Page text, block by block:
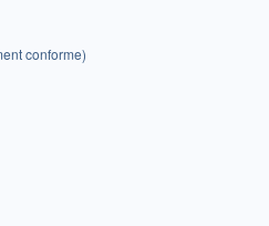
conforme)